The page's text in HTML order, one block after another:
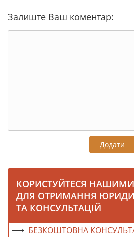
Залиште Ваш коментар:
Додати
КОРИСТУЙТЕСЯ НАШИМИ
ДЛЯ ОТРИМАННЯ
ТА КОНСУЛЬТАЦІЙ
БЕЗКОШТОВНА